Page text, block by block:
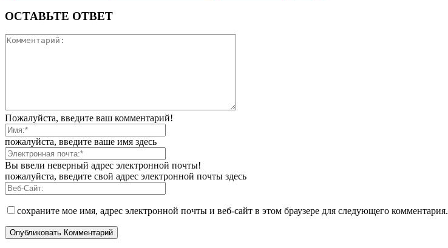
ОСТАВЬТЕ ОТВЕТ
Пожалуйста, введите ваш комментарий!
пожалуйста, введите ваше имя здесь
Вы ввели неверный адрес электронной почты!
пожалуйста, введите свой адрес электронной почты здесь
сохраните мое имя, адрес электронной почты и веб-сайт в этом браузере для следующего комментария.